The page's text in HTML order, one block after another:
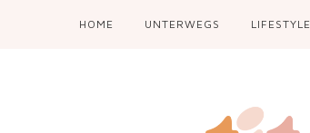
HOME UNTERWEGS LIFESTYLE